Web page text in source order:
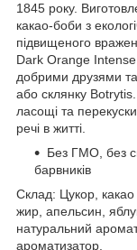
1845 року.
какао-боби з
підвищеного
Dark Orange
добрими друзями
або склянку
ласощі та
речі в житті.
Без ГМО, без
барвників
Склад: Цукор,
жир, апельсин,
натуральний
ароматизатор.